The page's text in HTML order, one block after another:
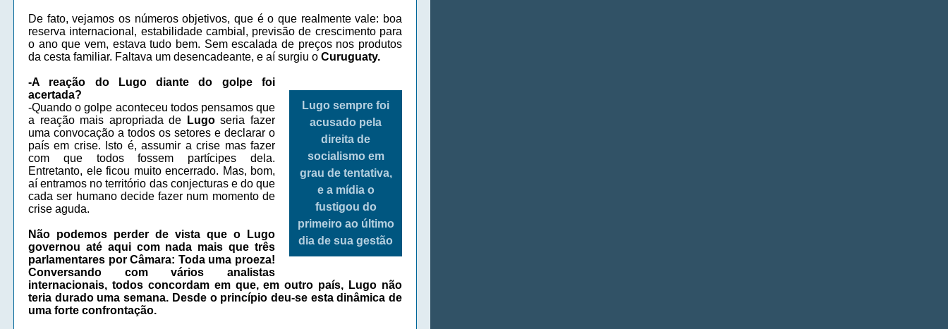
De fato, vejamos os números objetivos, que é o que realmente vale: boa
reserva internacional, estabilidade cambial, previsão de crescimento para
o ano que vem, estava tudo bem. Sem escalada de preços nos produtos
da cesta familiar. Faltava um desencadeante, e aí surgiu o Curuguaty.
Lugo sempre foi
acusado pela
direita de
socialismo em
grau de tentativa,
e a mídia o
fustigou do
primeiro ao último
dia de sua gestão
-A reação do Lugo diante do golpe foi
acertada?
-Quando o golpe aconteceu todos pensamos que
a reação mais apropriada de
Lugoseria fazer
uma convocação a todos os setores e declarar o
país em crise. Isto é, assumir a crise mas fazer
com que todos fossem partícipes dela.
Entretanto, ele ficou muito encerrado. Mas, bom,
aí entramos no território das conjecturas e do que
cada ser humano decide fazer num momento de
crise aguda.
Não podemos perder de vista que o Lugo
governou até aqui com nada mais que três
parlamentares por Câmara: Toda uma proeza!
Conversando com vários analistas
internacionais, todos concordam em que, em outro país, Lugo não
teria durado uma semana. Desde o princípio deu-se esta dinâmica de
uma forte confrontação.